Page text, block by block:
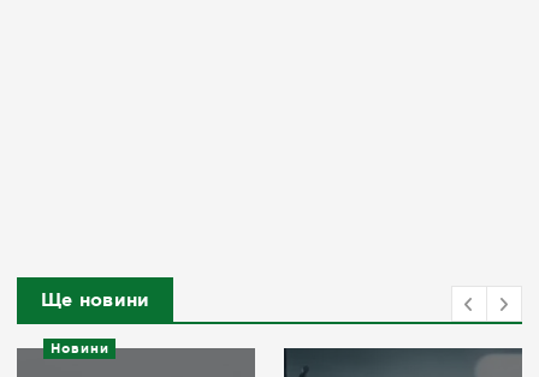
Ще новини
Новини